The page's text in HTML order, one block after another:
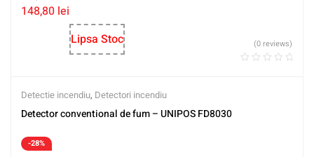
148,80 lei
Lipsa Stoc
(0 reviews)
Detectie incendiu, Detectori incendiu
Detector conventional de fum – UNIPOS FD8030
-28%